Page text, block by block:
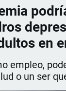
en
empleo,
o un ser